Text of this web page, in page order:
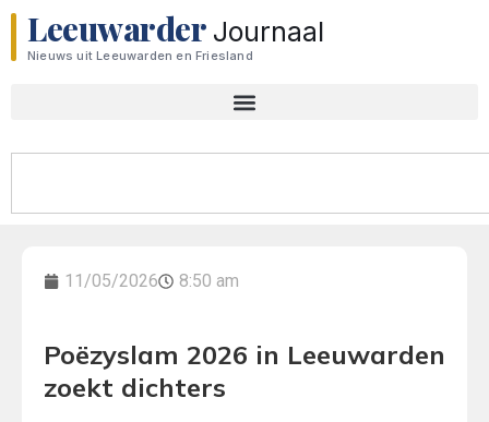
Leeuwarder Journaal
Nieuws uit Leeuwarden en Friesland
11/05/2026 8:50 am
Poëzyslam 2026 in Leeuwarden
zoekt dichters